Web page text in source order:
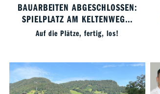
BAUARBEITEN ABGESCHLOSSEN:
SPIELPLATZ AM KELTENWEG...
Auf die Plätze, fertig, los!